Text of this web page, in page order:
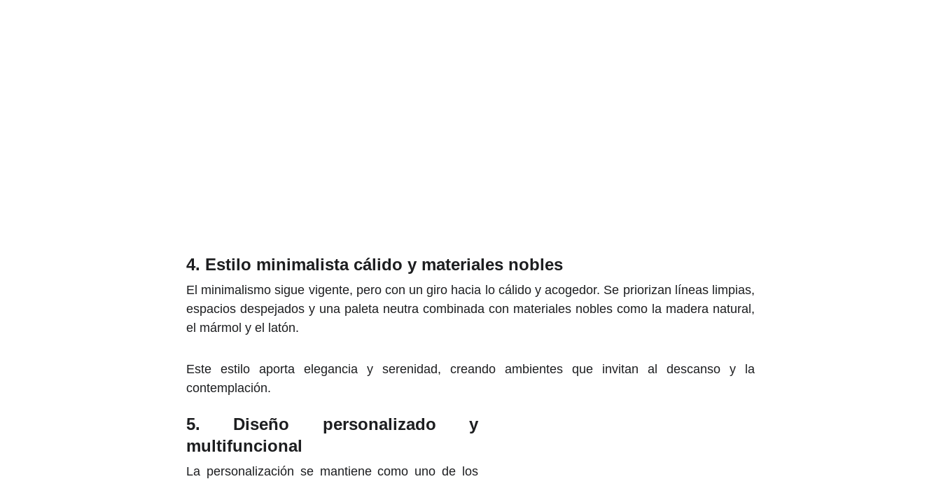
4. Estilo minimalista cálido y materiales nobles
El minimalismo sigue vigente, pero con un giro hacia lo cálido y acogedor. Se priorizan líneas limpias,
espacios despejados y una paleta neutra combinada con materiales nobles como la madera natural,
el mármol y el latón.
Este estilo aporta elegancia y serenidad, creando ambientes que invitan al descanso y la
contemplación.
5. Diseño personalizado y
multifuncional
La personalización se mantiene como uno de los